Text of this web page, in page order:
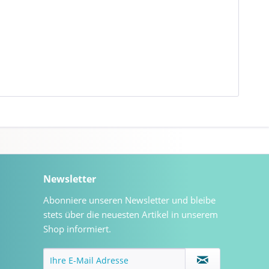
Newsletter
Abonniere unseren Newsletter und bleibe
stets über die neuesten Artikel in unserem
Shop informiert.